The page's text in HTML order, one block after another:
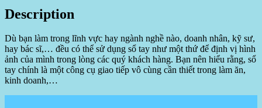
Description
Dù bạn làm trong lĩnh vực hay ngành nghề nào, doanh nhân, kỹ sư,
hay bác sĩ,… đều có thể sử dụng sổ tay như một thứ để định vị hình
ảnh của mình trong lòng các quý khách hàng. Bạn nên hiểu rằng, sổ
tay chính là một công cụ giao tiếp vô cùng cần thiết trong làm ăn,
kinh doanh,…